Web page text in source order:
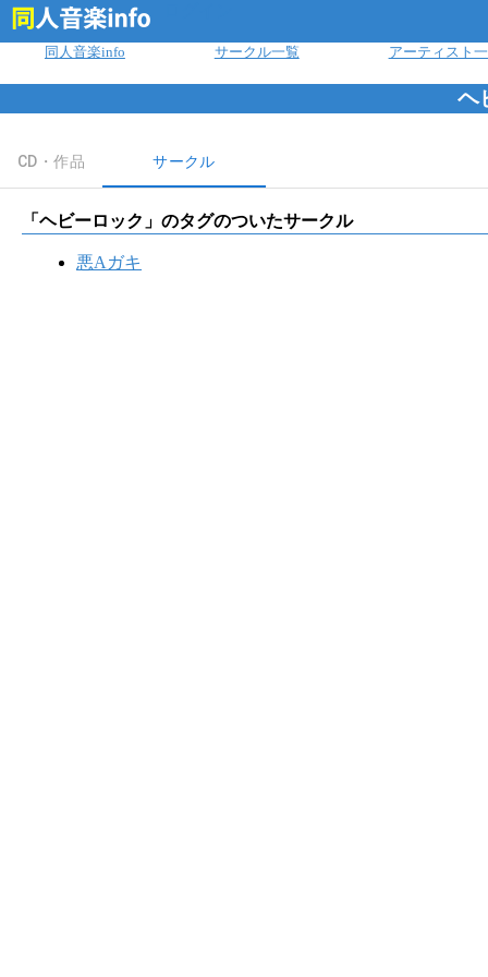
同人音楽info サークル一覧 アーティスト
ヘ
CD・作品 サークル
「 ヘビーロック 」のタグのついたサークル
悪Aガキ